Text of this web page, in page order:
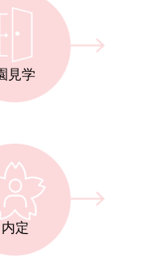
見学
内定